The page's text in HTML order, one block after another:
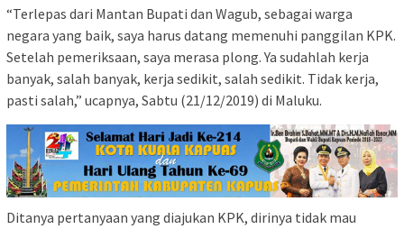
“Terlepas dari Mantan Bupati dan Wagub, sebagai warga
negara yang baik, saya harus datang memenuhi panggilan KPK.
Setelah pemeriksaan, saya merasa plong. Ya sudahlah kerja
banyak, salah banyak, kerja sedikit, salah sedikit. Tidak kerja,
pasti salah,” ucapnya, Sabtu (21/12/2019) di Maluku.
Ditanya pertanyaan yang diajukan KPK, dirinya tidak mau